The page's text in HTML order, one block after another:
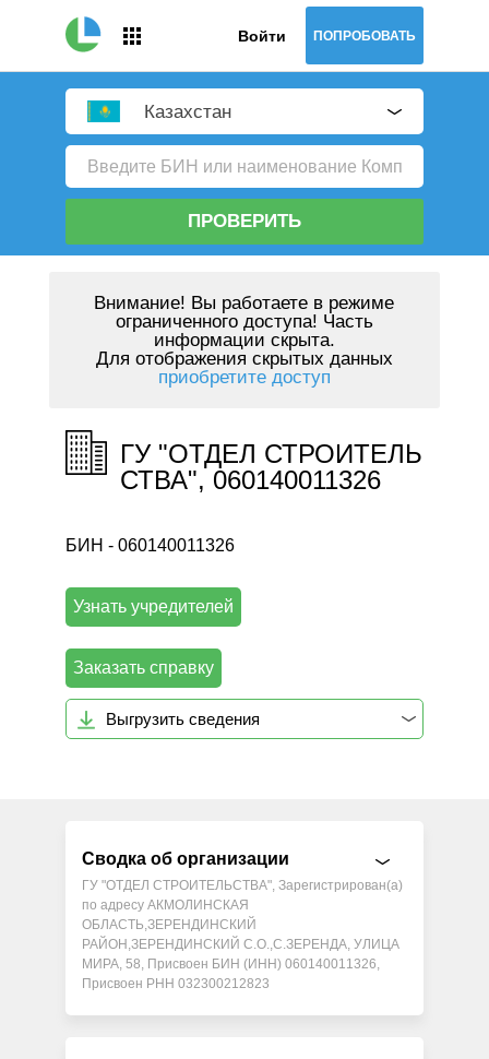
Войти ПОПРОБОВАТЬ
Казахстан
ПРОВЕРИТЬ
Внимание! Вы работаете в режиме
ограниченного доступа! Часть
информации скрыта.
Для отображения скрытых данных
приобретите доступ
ГУ "ОТДЕЛ СТРОИТЕЛЬ
СТВА", 060140011326
БИН - 060140011326
Узнать учредителей
Заказать справку
Выгрузить сведения
Сводка об организации
ГУ "ОТДЕЛ СТРОИТЕЛЬСТВА", Зарегистрирован(а)
по адресу АКМОЛИНСКАЯ
ОБЛАСТЬ,ЗЕРЕНДИНСКИЙ
РАЙОН,ЗЕРЕНДИНСКИЙ С.О.,С.ЗЕРЕНДА, УЛИЦА
МИРА, 58, Присвоен БИН (ИНН) 060140011326,
Присвоен РНН 032300212823